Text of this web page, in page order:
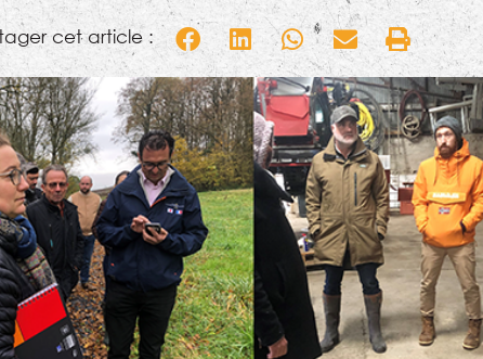
cet article :